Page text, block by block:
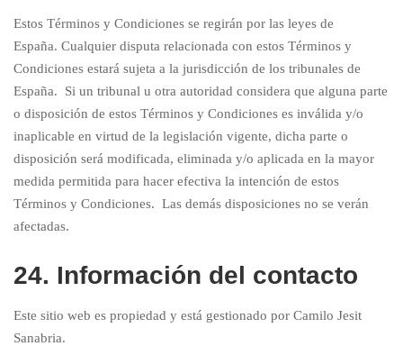
Estos Términos y Condiciones se regirán por las leyes de
España. Cualquier disputa relacionada con estos Términos y
Condiciones estará sujeta a la jurisdicción de los tribunales de
España. Si un tribunal u otra autoridad considera que alguna parte
o disposición de estos Términos y Condiciones es inválida y/o
inaplicable en virtud de la legislación vigente, dicha parte o
disposición será modificada, eliminada y/o aplicada en la mayor
medida permitida para hacer efectiva la intención de estos
Términos y Condiciones. Las demás disposiciones no se verán
afectadas.
24. Información del contacto
Este sitio web es propiedad y está gestionado por Camilo Jesit
Sanabria.